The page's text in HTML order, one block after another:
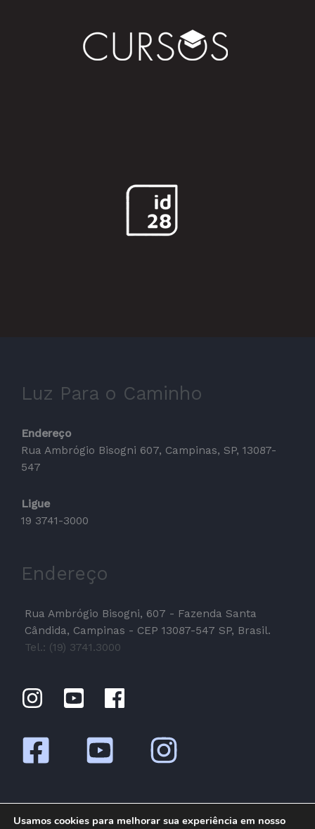
Luz Para o Caminho
Endereço
Rua Ambrógio Bisogni 607, Campinas, SP, 13087-
547
Ligue
19 3741-3000
Endereço
Rua Ambrógio Bisogni, 607 - Fazenda Santa
Cândida, Campinas - CEP 13087-547 SP, Brasil.
Tel.: (19) 3741.3000
Usamos cookies para melhorar sua experiência em nosso